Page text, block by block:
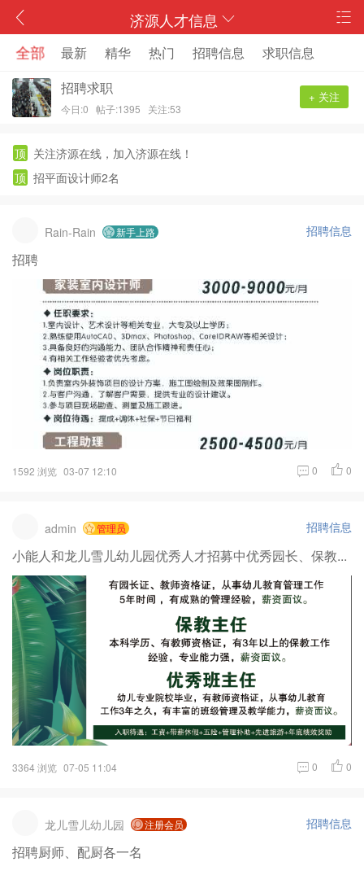
济源人才信息
全部 最新 精华 热门 招聘信息
求职信息
招聘求职
今日:0 帖子:1395 关注:53
+ 关注
顶 关注济源在线，加入济源在线！
顶 招平面设计师2名
Rain-Rain 新手上路 招聘信息
招聘
1592 浏览 03-07 12:10 0 0
admin 管理员 招聘信息
小能人和龙儿雪儿幼儿园优秀人才招募中优秀园长、保教...
3364 浏览 07-05 11:04 0 0
龙儿雪儿幼儿园 注册会员 招聘信息
招聘厨师、配厨各一名